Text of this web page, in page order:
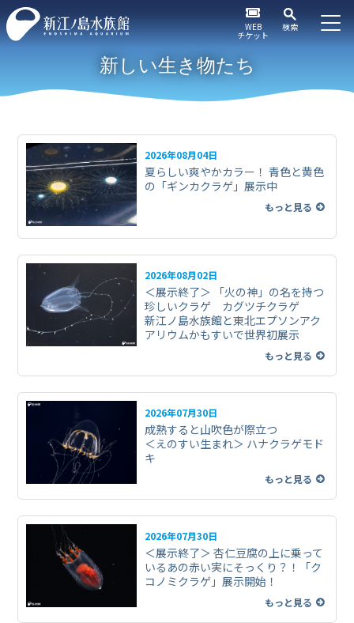
WEB
チケット
検索
新しい生き物たち
2026年08月04日
夏らしい爽やかカラー！ 青色と黄色
の「ギンカクラゲ」展示中
もっと見る
2026年08月02日
＜展示終了＞ 「火の神」の名を持つ
珍しいクラゲ カグツチクラゲ
新江ノ島水族館と東北エプソンアク
アリウムかもすいで世界初展示
もっと見る
2026年07月30日
成熟すると山吹色が際立つ
＜えのすい生まれ＞ ハナクラゲモド
キ
もっと見る
2026年07月30日
＜展示終了＞ 杏仁豆腐の上に乗って
いるあの赤い実にそっくり？！「ク
コノミクラゲ」展示開始！
もっと見る